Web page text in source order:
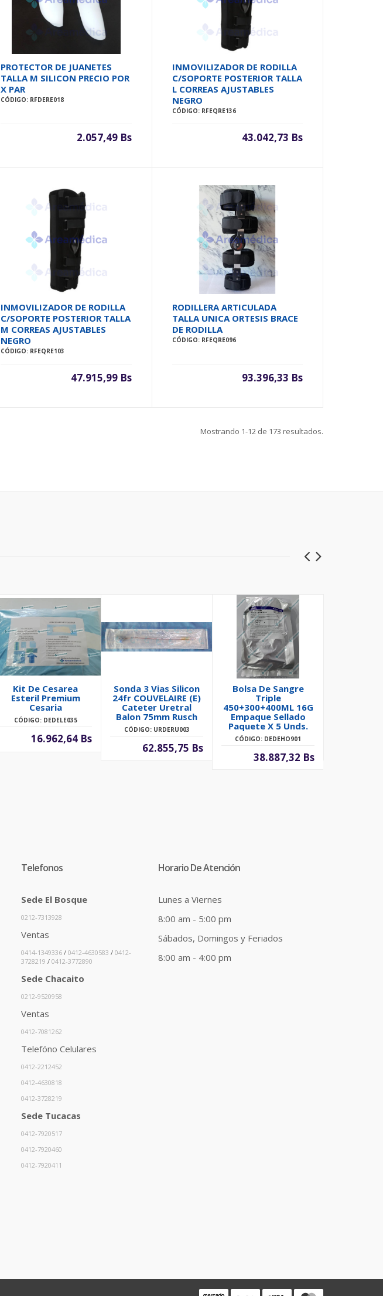
PROTECTOR DE JUANETES
TALLA M SILICON PRECIO POR
X PAR
CÓDIGO: RFDERE018
2.057,49 Bs
INMOVILIZADOR DE RODILLA
C/SOPORTE POSTERIOR TALLA
L CORREAS AJUSTABLES
NEGRO
CÓDIGO: RFEQRE136
43.042,73 Bs
INMOVILIZADOR DE RODILLA
C/SOPORTE POSTERIOR TALLA
M CORREAS AJUSTABLES
NEGRO
CÓDIGO: RFEQRE103
47.915,99 Bs
RODILLERA ARTICULADA
TALLA UNICA ORTESIS BRACE
DE RODILLA
CÓDIGO: RFEQRE096
93.396,33 Bs
Mostrando 1-12de 173 resultados.
Kit De Cesarea
Esteril Premium
Cesaria
CÓDIGO: DEDELE035
16.962,64 Bs
Sonda 3 Vias Silicon
24fr COUVELAIRE (E)
Cateter Uretral
Balon 75mm Rusch
CÓDIGO: URDERU003
62.855,75 Bs
Bolsa De Sangre
Triple
450+300+400ML 16G
Empaque Sellado
Paquete X 5 Unds.
CÓDIGO: DEDEHO901
38.887,32 Bs
Telefonos
Sede El Bosque
0212-7313928
Ventas
0414-1349336 / 0412-4630583 / 0412-
3728219 / 0412-3772890
Sede Chacaito
0212-9520958
Ventas
0412-7081262
Telefóno Celulares
0412-2212452
0412-4630818
0412-3728219
Sede Tucacas
0412-7920517
0412-7920460
0412-7920411
Horario De Atención
Lunes a Viernes
8:00 am - 5:00 pm
Sábados, Domingos y Feriados
8:00 am - 4:00 pm